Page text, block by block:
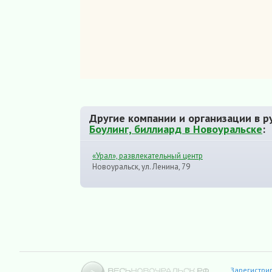
Другие компании и организации в
Боулинг, биллиард в Новоуральске:
«Урал», развлекательный центр
Новоуральск, ул. Ленина, 79